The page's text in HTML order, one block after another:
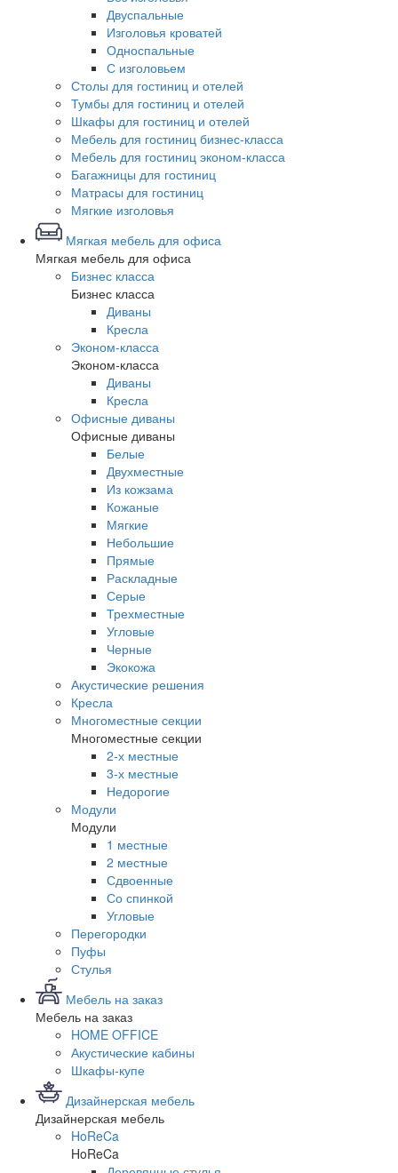
Двуспальные
Изголовья кроватей
Односпальные
С изголовьем
Столы для гостиниц и отелей
Тумбы для гостиниц и отелей
Шкафы для гостиниц и отелей
Мебель для гостиниц бизнес-класса
Мебель для гостиниц эконом-класса
Багажницы для гостиниц
Матрасы для гостиниц
Мягкие изголовья
Мягкая мебель для офиса
Мягкая мебель для офиса
Бизнес класса
Бизнес класса
Диваны
Кресла
Эконом-класса
Эконом-класса
Диваны
Кресла
Офисные диваны
Офисные диваны
Белые
Двухместные
Из кожзама
Кожаные
Мягкие
Небольшие
Прямые
Раскладные
Серые
Трехместные
Угловые
Черные
Экокожа
Акустические решения
Кресла
Многоместные секции
Многоместные секции
2-х местные
3-х местные
Недорогие
Модули
Модули
1 местные
2 местные
Сдвоенные
Со спинкой
Угловые
Перегородки
Пуфы
Стулья
Мебель на заказ
Мебель на заказ
HOME OFFICE
Акустические кабины
Шкафы-купе
Дизайнерская мебель
Дизайнерская мебель
HoReCa
HoReCa